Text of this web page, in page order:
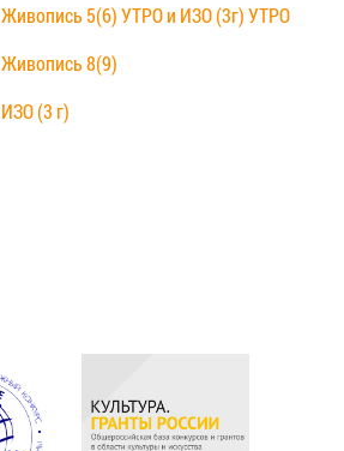
Живопись 5(6) УТРО и ИЗО (3г) УТРО
8(9)
(3 г)